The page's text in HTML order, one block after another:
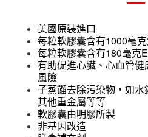
美國原裝進口
每粒軟膠囊含有1000毫
每粒軟膠囊含有180毫克
有助促進心臟、心血管
風險
子蒸餾去除污染物，如水
其他重金屬等等
軟膠囊由明膠所製
非基因改造